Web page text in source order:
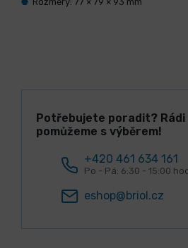
Potřebujete poradit? Rádi
pomůžeme s výběrem!
+420 461 634 161
Po - Pá: 6:30 - 15:00
eshop@briol.cz